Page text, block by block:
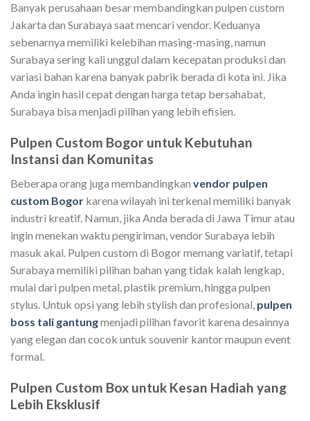
Banyak perusahaan besar membandingkan pulpen custom
Jakarta dan Surabaya saat mencari vendor. Keduanya
sebenarnya memiliki kelebihan masing-masing, namun
Surabaya sering kali unggul dalam kecepatan produksi dan
variasi bahan karena banyak pabrik berada di kota ini. Jika
Anda ingin hasil cepat dengan harga tetap bersahabat,
Surabaya bisa menjadi pilihan yang lebih efisien.
Pulpen Custom Bogor untuk Kebutuhan
Instansi dan Komunitas
Beberapa orang juga membandingkan vendor pulpen
custom Bogor karena wilayah ini terkenal memiliki banyak
industri kreatif. Namun, jika Anda berada di Jawa Timur atau
ingin menekan waktu pengiriman, vendor Surabaya lebih
masuk akal. Pulpen custom di Bogor memang variatif, tetapi
Surabaya memiliki pilihan bahan yang tidak kalah lengkap,
mulai dari pulpen metal, plastik premium, hingga pulpen
stylus. Untuk opsi yang lebih stylish dan profesional, pulpen
boss tali gantungmenjadi pilihan favorit karena desainnya
yang elegan dan cocok untuk souvenir kantor maupun event
formal.
Pulpen Custom Box untuk Kesan Hadiah yang
Lebih Eksklusif